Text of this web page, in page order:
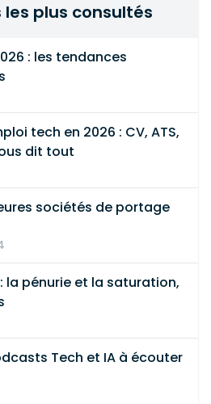
les plus consultés
: les tendances
tech en 2026 : CV, ATS,
dit tout
sociétés de portage
la pénurie et la saturation,
Tech et IA à écouter